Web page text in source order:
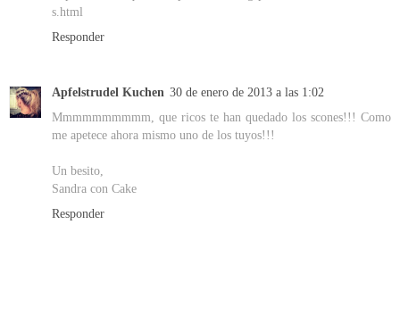
s.html
Responder
Apfelstrudel Kuchen 30 de enero de 2013 a las 1:02
Mmmmmmmmmm, que ricos te han quedado los scones!!! Como
me apetece ahora mismo uno de los tuyos!!!
Un besito,
Sandra con Cake
Responder